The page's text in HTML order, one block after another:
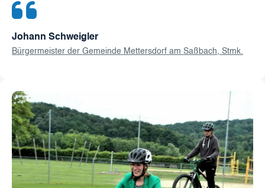
Johann Schweigler
Bürgermeister der Gemeinde Mettersdorf am Saßbach, Stmk.